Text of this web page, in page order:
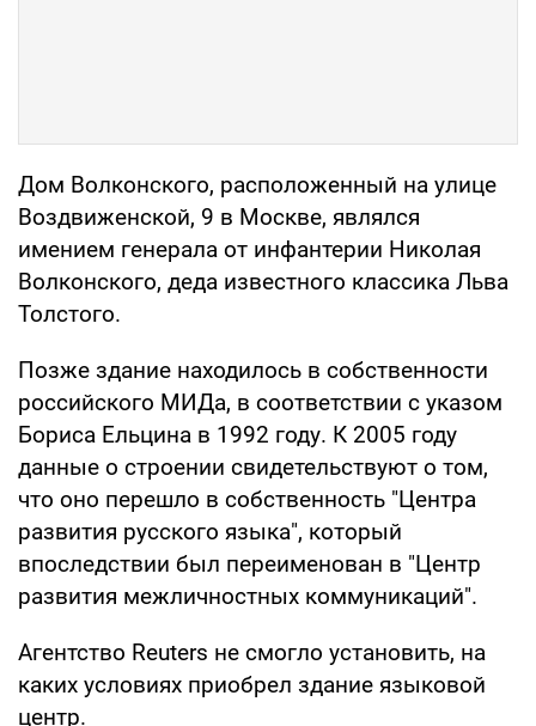
Дом Волконского, расположенный на улице
Воздвиженской, 9 в Москве, являлся
имением генерала от инфантерии Николая
Волконского, деда известного классика Льва
Толстого.
Позже здание находилось в собственности
российского МИДа, в соответствии с указом
Бориса Ельцина в 1992 году. К 2005 году
данные о строении свидетельствуют о том,
что оно перешло в собственность "Центра
развития русского языка", который
впоследствии был переименован в "Центр
развития межличностных коммуникаций".
Агентство Reuters не смогло установить, на
каких условиях приобрел здание языковой
центр.